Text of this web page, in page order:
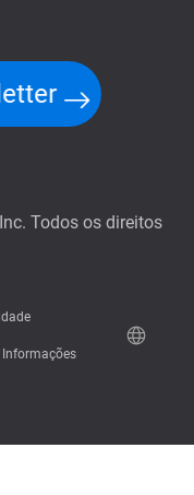
Todos os direitos
Informações